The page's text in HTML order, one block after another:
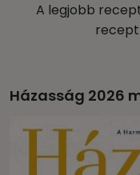
A legjobb
Házasság 2026